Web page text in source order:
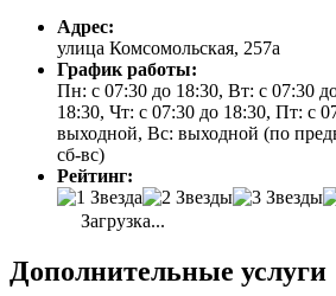
Адрес:
улица Комсомольская, 257а
График работы:
Пн: с 07:30 до 18:30, Вт: с 07:30
18:30, Чт: с 07:30 до 18:30, Пт: с
выходной, Вс: выходной (по
сб-вс)
Рейтинг:
Загрузка...
Дополнительные услуги